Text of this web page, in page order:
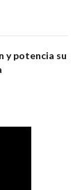
y potencia su